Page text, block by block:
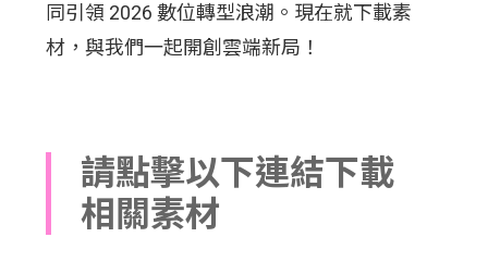
同引領 2026 數位轉型浪潮。現在就下載素
材，與我們一起開創雲端新局！
請點擊以下連結下載
相關素材